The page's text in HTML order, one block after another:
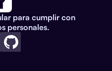
para cumplir con
personales.